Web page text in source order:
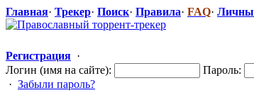
Главная· Трекер· Поиск· Правила· FAQ·
Регистрация ·
Логин (имя на сайте):
Пароль:
· Забыли пароль?